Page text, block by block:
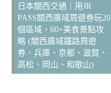
日本關西交通｜用JR
PASS關西廣域周遊券玩20
個區域，60+美食景點攻
略 (關西廣域鐵路周遊
券、兵庫、京都、滋賀、
高松、岡山、和歌山)